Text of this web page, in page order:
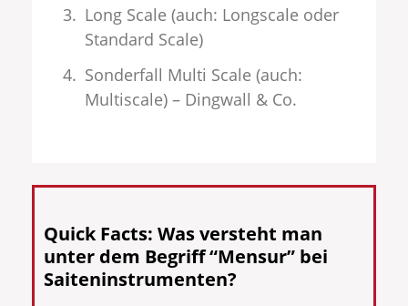
Long Scale (auch: Longscale oder
Standard Scale)
Sonderfall Multi Scale (auch:
Multiscale) – Dingwall & Co.
Quick Facts: Was versteht man
unter dem Begriff “Mensur” bei
Saiteninstrumenten?